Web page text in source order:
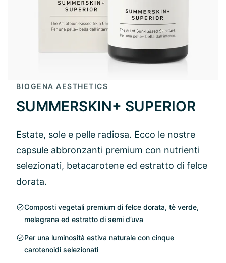
BIOGENA AESTHETICS
SUMMERSKIN+ SUPERIOR
Estate, sole e pelle radiosa. Ecco le nostre
capsule abbronzanti premium con nutrienti
selezionati, betacarotene ed estratto di felce
dorata.
Composti vegetali premium di felce dorata, tè verde,
melagrana ed estratto di semi d’uva
Per una luminosità estiva naturale con cinque
carotenoidi selezionati